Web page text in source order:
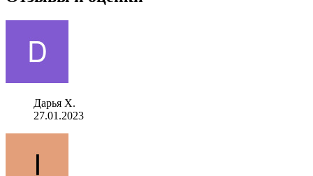
Дарья Х.
27.01.2023